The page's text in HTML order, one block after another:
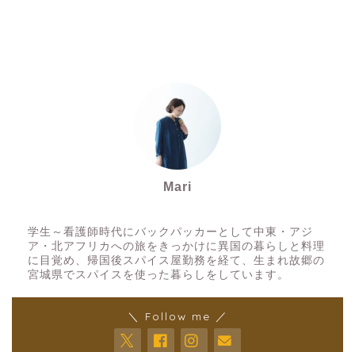
Mari
学生～看護師時代にバックパッカーとして中東・アジ
ア・北アフリカへの旅をきっかけに異国の暮らしと料理
に目覚め、帰国後スパイス屋勤務を経て、生まれ故郷の
宮城県でスパイスを使った暮らしをしています。
＼ Follow me ／